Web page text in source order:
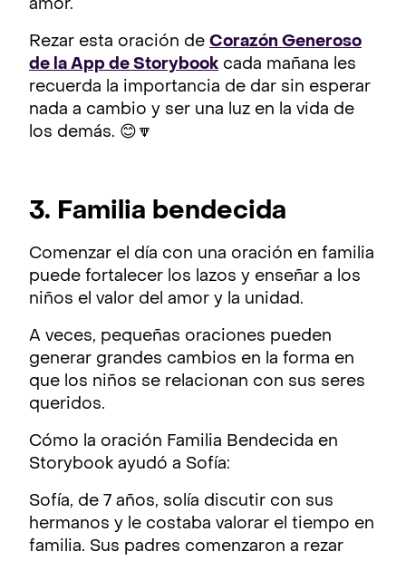
amor.
Rezar esta oración de Corazón Generoso
de la App de Storybook cada mañana les
recuerda la importancia de dar sin esperar
nada a cambio y ser una luz en la vida de
los demás. 😊🔽
3. Familia bendecida
Comenzar el día con una oración en familia
puede fortalecer los lazos y enseñar a los
niños el valor del amor y la unidad.
A veces, pequeñas oraciones pueden
generar grandes cambios en la forma en
que los niños se relacionan con sus seres
queridos.
Cómo la oración Familia Bendecida en
Storybook ayudó a Sofía:
Sofía, de 7 años, solía discutir con sus
hermanos y le costaba valorar el tiempo en
familia. Sus padres comenzaron a rezar